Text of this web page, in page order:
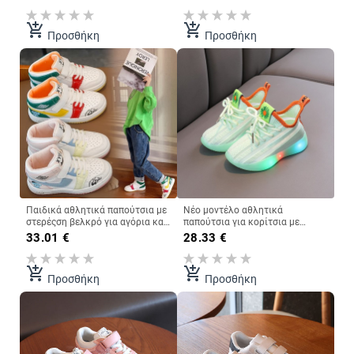
add_shopping_cart Προσθήκη add_shopping_cart Προσθήκη
Παιδικά αθλητικά παπούτσια με
στερέςση βελκρό για αγόρια και
κορίτσια
33.01 €
add_shopping_cart Προσθήκη
Νέο μοντέλο αθλητικά
παπούτσια για κορίτσια με
κεντημένο λουλούδι και
κορδόνια
28.33 €
add_shopping_cart Προσθήκη